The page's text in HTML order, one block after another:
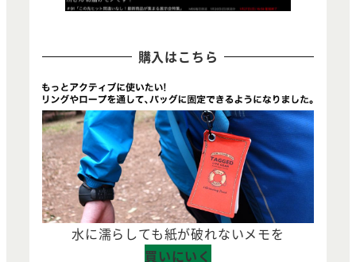
購入はこちら
水に濡らしても紙が破れないメモを
買いにいく